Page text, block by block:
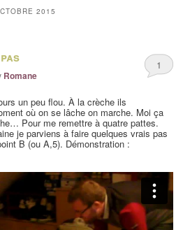
2015
Romane
1
un peu flou. À la crèche ils
où on se lâche on marche. Moi ça
Pour me remettre à quatre pattes.
je parviens à faire quelques vrais pas
B (ou A,5). Démonstration :